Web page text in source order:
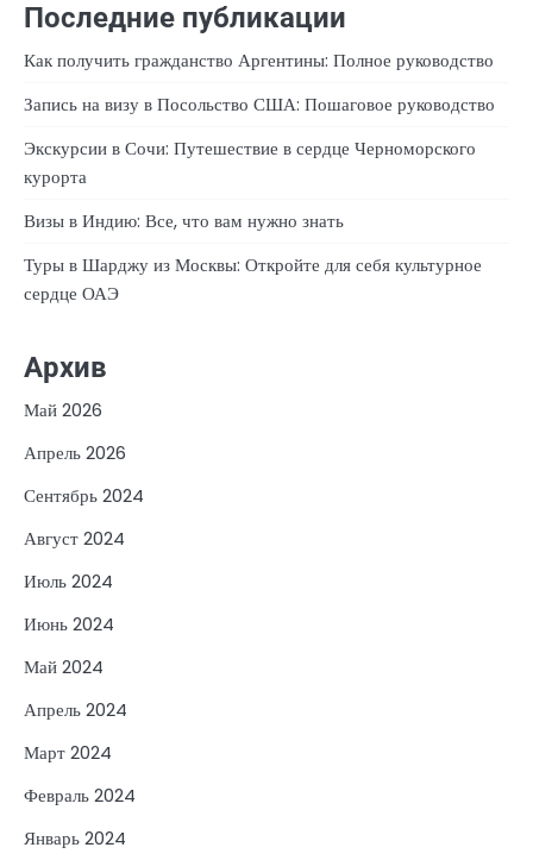
Последние публикации
Как получить гражданство Аргентины: Полное руководство
Запись на визу в Посольство США: Пошаговое руководство
Экскурсии в Сочи: Путешествие в сердце Черноморского
курорта
Визы в Индию: Все, что вам нужно знать
Туры в Шарджу из Москвы: Откройте для себя культурное
сердце ОАЭ
Архив
Май 2026
Апрель 2026
Сентябрь 2024
Август 2024
Июль 2024
Июнь 2024
Май 2024
Апрель 2024
Март 2024
Февраль 2024
Январь 2024